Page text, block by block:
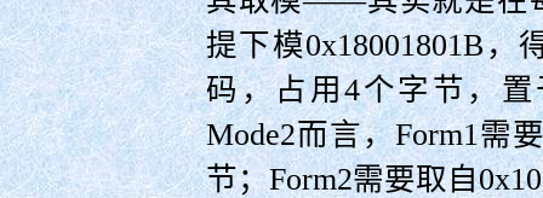
提下模0x18001801B
码，占用4个字节，
Mode2而言，Form1需
节；Form2需要取自